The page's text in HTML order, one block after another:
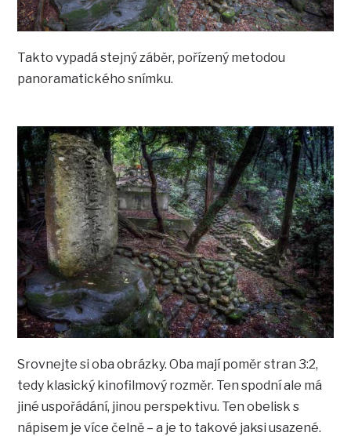
Takto vypadá stejný záběr, pořízený metodou
panoramatického snímku.
Srovnejte si oba obrázky. Oba mají poměr stran 3:2,
tedy klasický kinofilmový rozměr. Ten spodní ale má
jiné uspořádání, jinou perspektivu. Ten obelisk s
nápisem je více čelně – a je to takové jaksi usazené.